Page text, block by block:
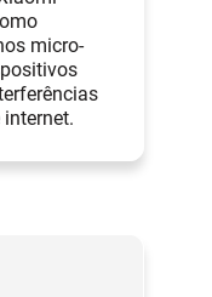
micro-